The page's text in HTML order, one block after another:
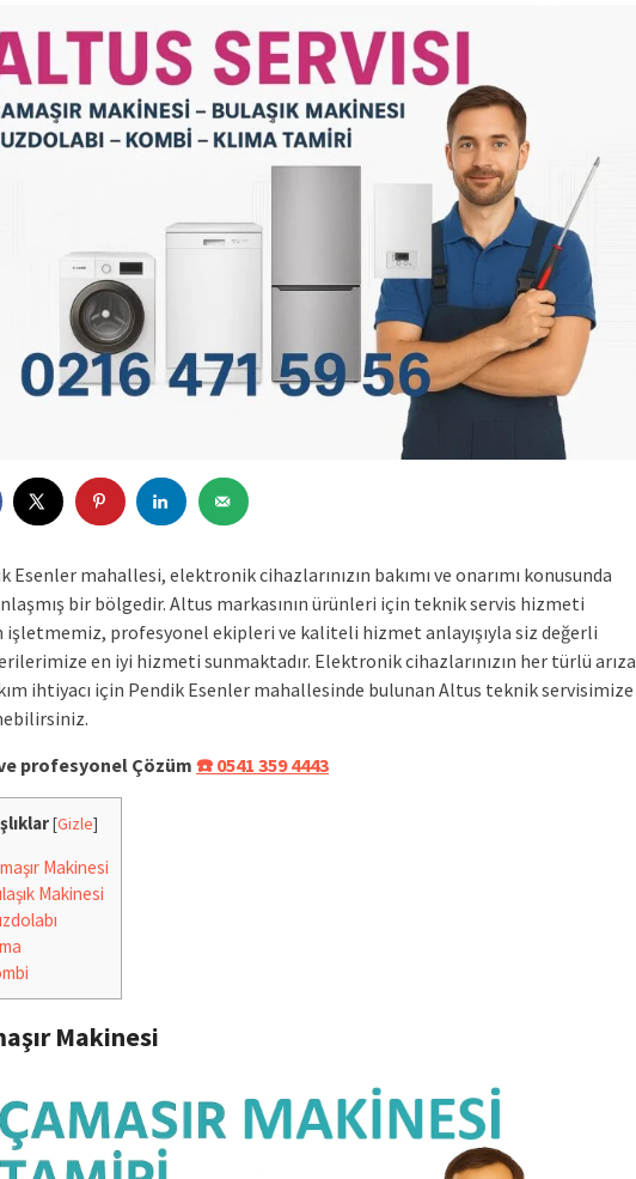
Esenler mahallesi, elektronik cihazlarınızın bakımı ve onarımı konusunda
bir bölgedir. Altus markasının ürünleri için teknik servis hizmeti
işletmemiz, profesyonel ekipleri ve kaliteli hizmet anlayışıyla siz değerli
en iyi hizmeti sunmaktadır. Elektronik cihazlarınızın her türlü arıza
ihtiyacı için Pendik Esenler mahallesinde bulunan Altus teknik servisimize
ve profesyonel Çözüm ☎️ 0541 359 4443
[Gizle]
Makinesi
Makinesi
Makinesi